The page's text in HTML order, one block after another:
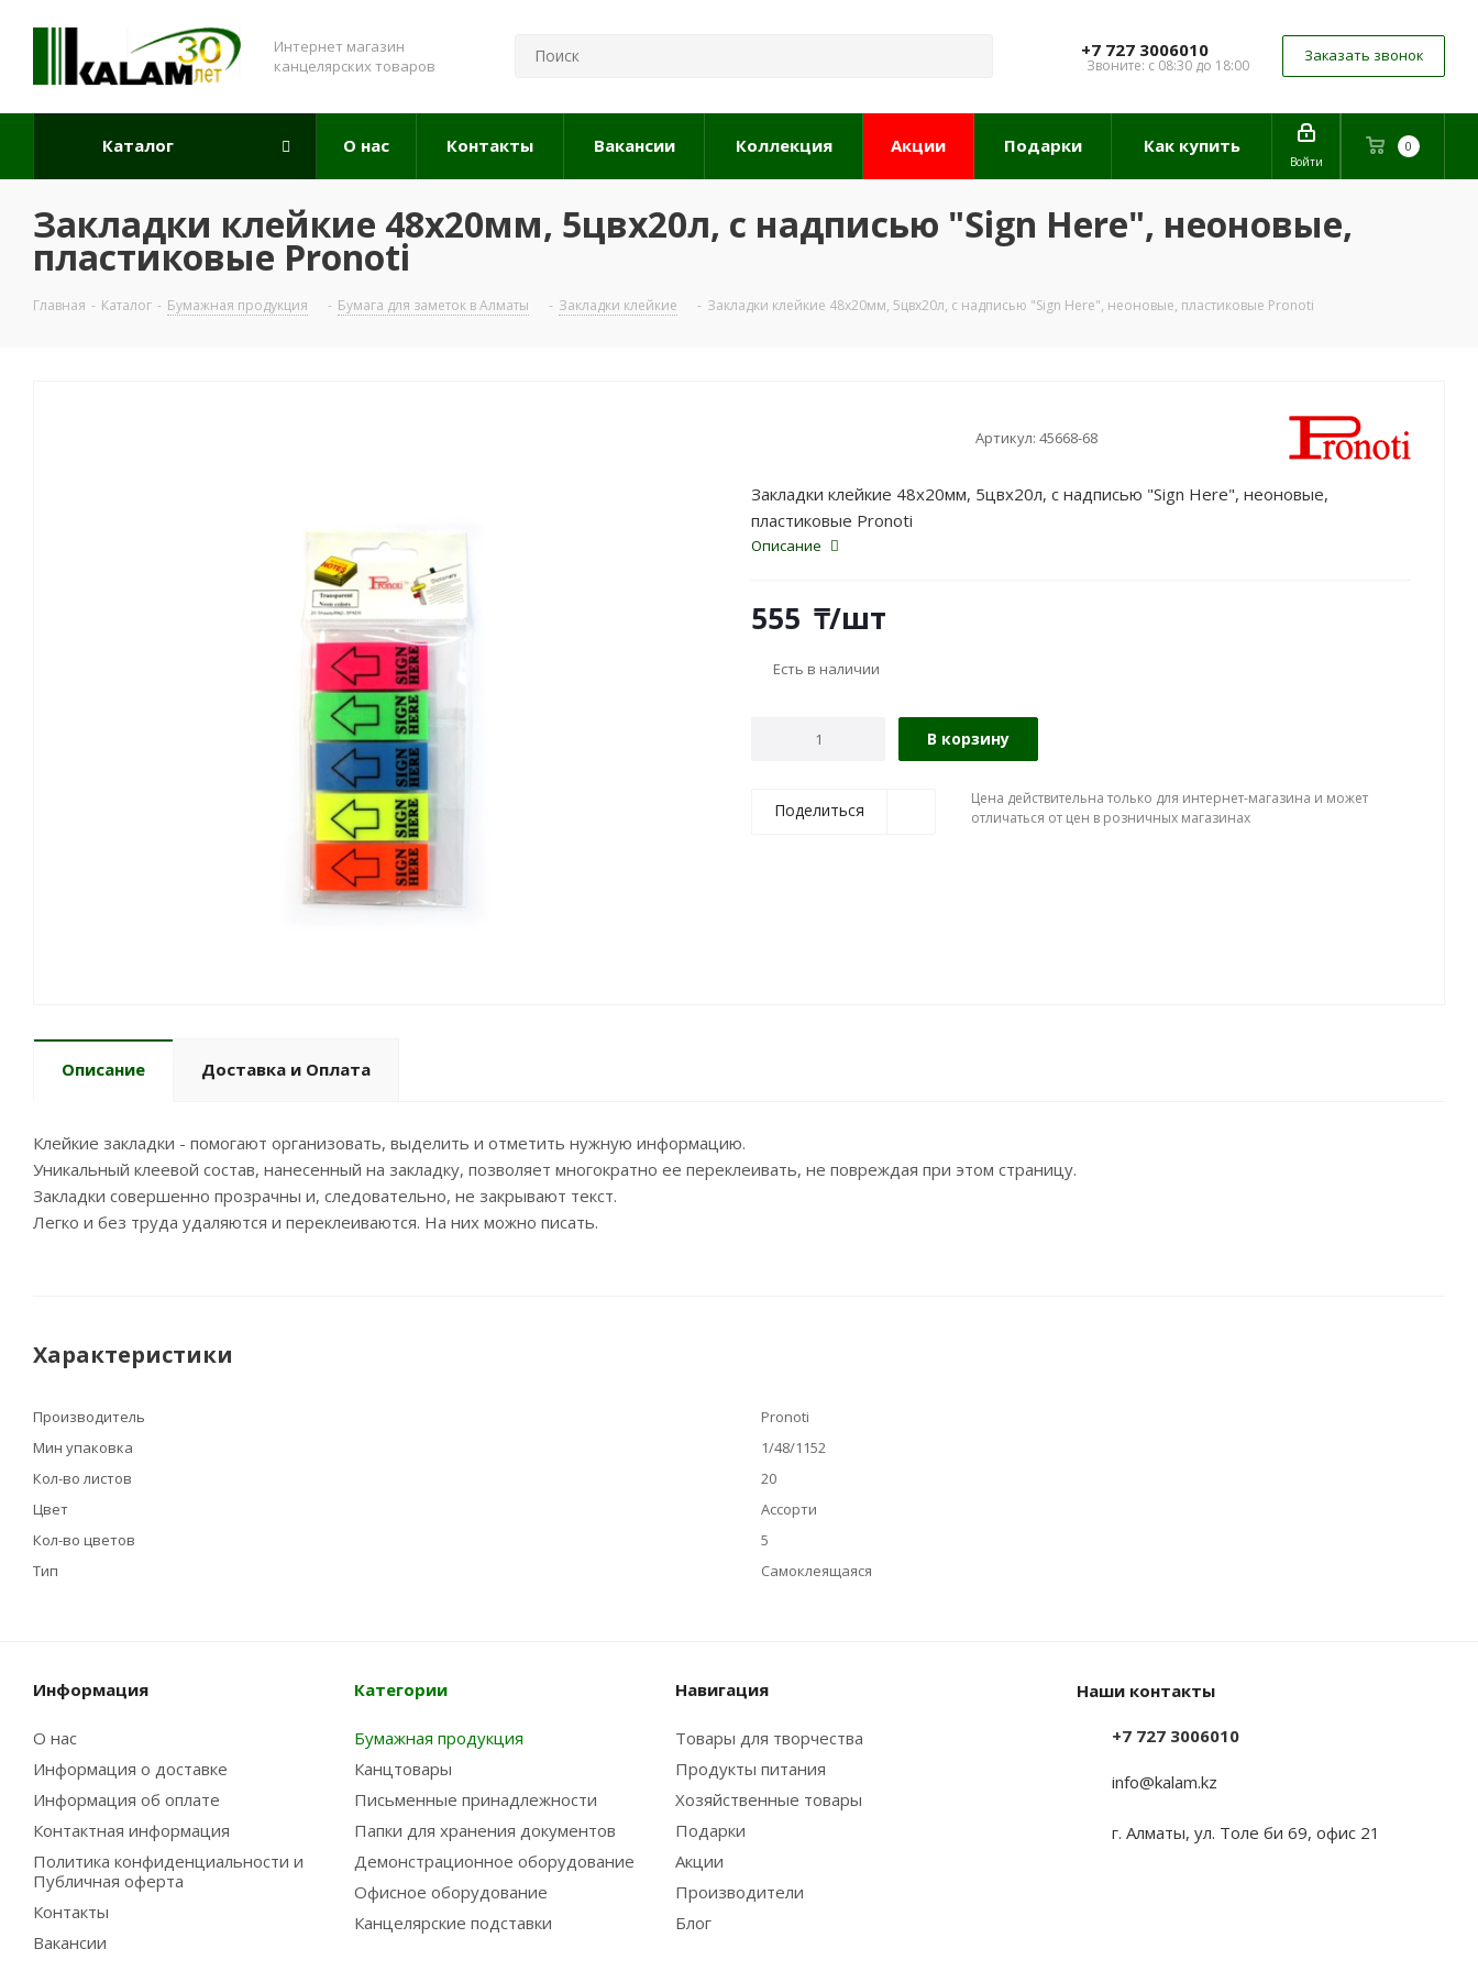
Интернет магазин
канцелярских товаров
+7 727 3006010
Звоните: с 08:30 до 18:00
Заказать звонок
0
Войти
Каталог О нас Контакты Вакансии Коллекция Акции Подарки Как купить
Закладки клейкие 48x20мм, 5цвx20л, с надписью "Sign Here", неоновые,
пластиковые Pronoti
Главная - Каталог - Бумажная продукция - Бумага для заметок в Алматы - Закладки клейкие - Закладки клейкие 48x20мм, 5цвx20л, с надписью "Sign Here", неоновые, пластиковые Pronoti
Артикул: 45668-68
Закладки клейкие 48x20мм, 5цвx20л, с надписью "Sign Here", неоновые,
пластиковые Pronoti
Описание
555 ₸/шт
Есть в наличии
В корзину
Поделиться
Цена действительна только для интернет-магазина и может
отличаться от цен в розничных магазинах
Описание Доставка и Оплата
Клейкие закладки - помогают организовать, выделить и отметить нужную информацию.
Уникальный клеевой состав, нанесенный на закладку, позволяет многократно ее переклеивать, не повреждая при этом страницу.
Закладки совершенно прозрачны и, следовательно, не закрывают текст.
Легко и без труда удаляются и переклеиваются. На них можно писать.
Характеристики
Производитель
Pronoti
Мин упаковка
1/48/1152
Кол-во листов
20
Цвет
Ассорти
Кол-во цветов
5
Тип
Самоклеящаяся
Информация
О нас
Информация о доставке
Информация об оплате
Контактная информация
Политика конфиденциальности и
Публичная оферта
Контакты
Вакансии
Категории
Бумажная продукция
Канцтовары
Письменные принадлежности
Папки для хранения документов
Демонстрационное оборудование
Офисное оборудование
Канцелярские подставки
Навигация
Товары для творчества
Продукты питания
Хозяйственные товары
Подарки
Акции
Производители
Блог
Наши контакты
+7 727 3006010
info@kalam.kz
г. Алматы, ул. Толе би 69, офис 21